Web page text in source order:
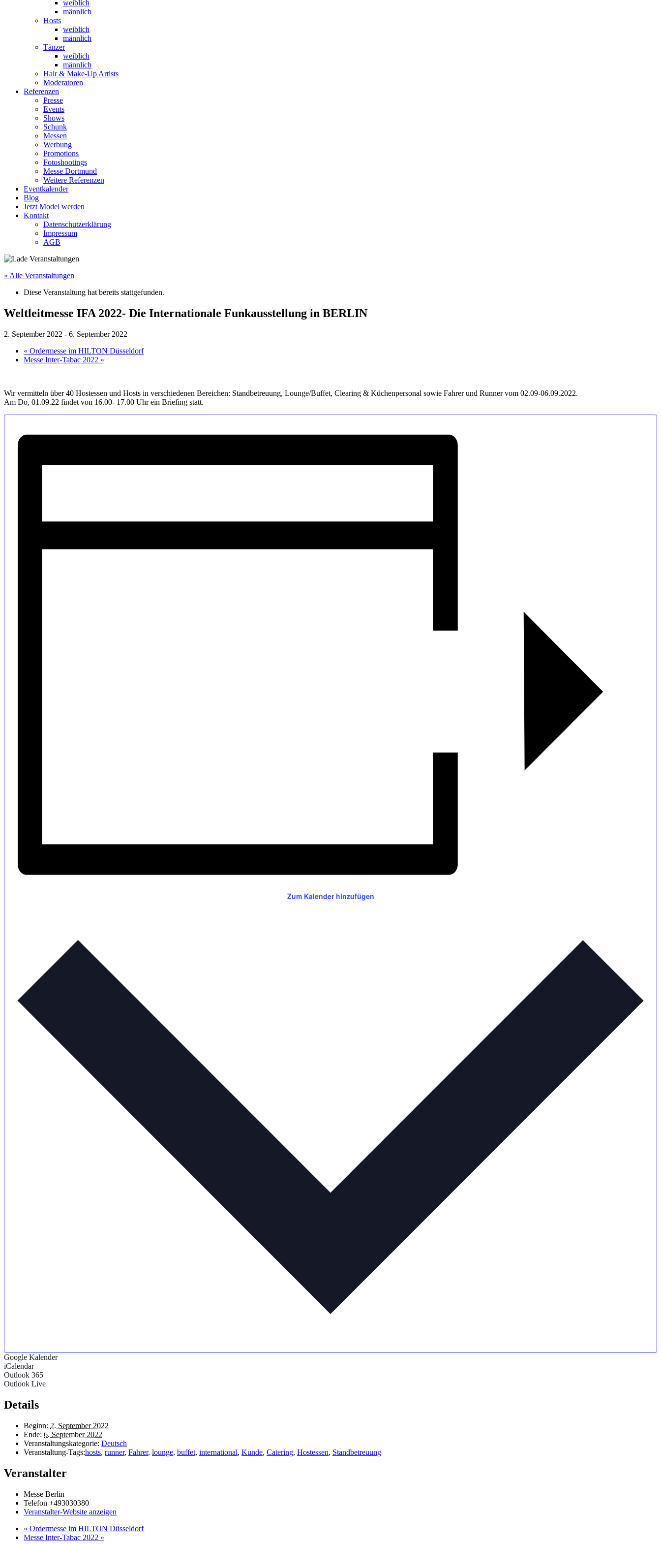
weiblich
männlich
Hosts
weiblich
männlich
Tänzer
weiblich
männlich
Hair & Make-Up Artists
Moderatoren
Referenzen
Presse
Events
Shows
Schunk
Messen
Werbung
Promotions
Fotoshootings
Messe Dortmund
Weitere Referenzen
Eventkalender
Blog
Jetzt Model werden
Kontakt
Datenschutzerklärung
Impressum
AGB
« Alle Veranstaltungen
Diese Veranstaltung hat bereits stattgefunden.
Weltleitmesse IFA 2022- Die Internationale Funkausstellung in BERLIN
2. September 2022 - 6. September 2022
« Ordermesse im HILTON Düsseldorf
Messe Inter-Tabac 2022 »
Wir vermitteln über 40 Hostessen und Hosts in verschiedenen Bereichen: Standbetreuung, Lounge/Buffet, Clearing & Küchenpersonal sowie Fahrer und Runner vom 02.09-06.09.2022.
Am Do, 01.09.22 findet von 16.00- 17.00 Uhr ein Briefing statt.
Zum Kalender hinzufügen
Google Kalender
iCalendar
Outlook 365
Outlook Live
Details
Beginn: 2. September 2022
Ende: 6. September 2022
Veranstaltungskategorie: Deutsch
Veranstaltung-Tags:hosts, runner, Fahrer, lounge, buffet, international, Kunde, Catering, Hostessen, Standbetreuung
Veranstalter
Messe Berlin
Telefon +493030380
Veranstalter-Website anzeigen
« Ordermesse im HILTON Düsseldorf
Messe Inter-Tabac 2022 »